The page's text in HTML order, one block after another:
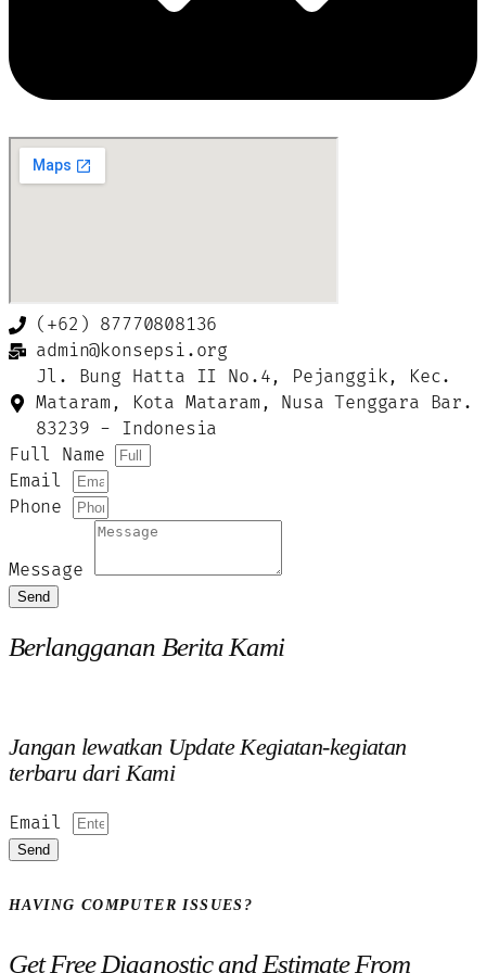
(+62) 87770808136
admin@konsepsi.org
Jl. Bung Hatta II No.4, Pejanggik, Kec.
Mataram, Kota Mataram, Nusa Tenggara Bar.
83239 - Indonesia
Full Name
Email
Phone
Message
Send
Berlangganan Berita Kami
Jangan lewatkan Update Kegiatan-kegiatan
terbaru dari Kami
Email
Send
HAVING COMPUTER ISSUES?
Get Free Diagnostic and Estimate From